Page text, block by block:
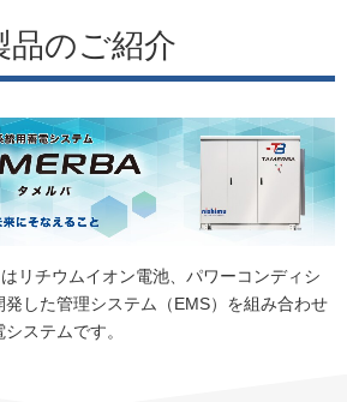
品のご紹介
リチウムイオン電池、パワーコンディシ
発した管理システム（EMS）を組み合わせ
ステムです。